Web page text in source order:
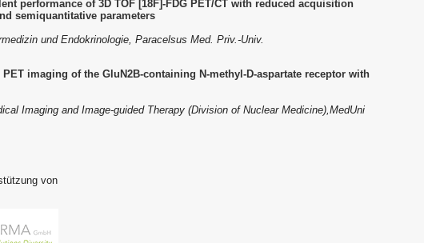
performance of 3D TOF [18F]-FDG PET/CT with reduced acquisition
semiquantitative parameters
und Endokrinologie, Paracelsus Med. Priv.-Univ.
imaging of the GluN2B-containing N-methyl-D-aspartate receptor with
Imaging and Image-guided Therapy (Division of Nuclear Medicine),MedUni
von